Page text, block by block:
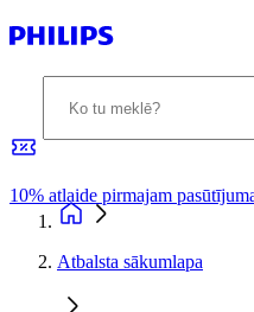
10% atlaide pirmajam
Atbalsta sākumlapa